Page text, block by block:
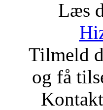
Læs
Tilmeld
og få